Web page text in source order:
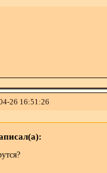
26 16:51:26